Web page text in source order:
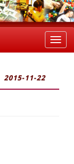
2015-11-22